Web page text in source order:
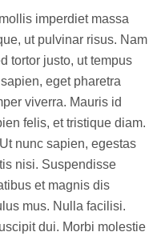
imperdiet massa
ut pulvinar risus. Nam
tortor justo, ut tempus
eget pharetra
viverra. Mauris id
felis, et tristique diam.
nunc sapien, egestas
nisi. Suspendisse
et magnis dis
mus. Nulla facilisi.
dui. Morbi molestie